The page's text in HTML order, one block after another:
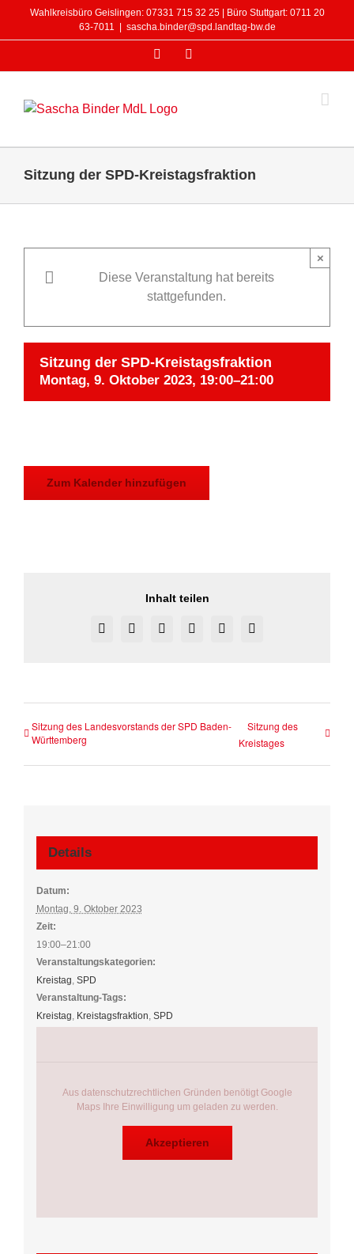
Wahlkreisbüro Geislingen: 07331 715 32 25 | Büro Stuttgart: 0711 20
63-7011
sascha.binder@spd.landtag-bw.de
Facebook
Sitzung der SPD-Kreistagsfraktion
Diese Veranstaltung hat bereits
stattgefunden.
×
Sitzung der SPD-Kreistagsfraktion
Montag, 9. Oktober 2023, 19:00–21:00
Zum Kalender hinzufügen
Inhalt teilen
Facebook
X RedditLinkedInPinterestVk
Sitzung des Landesvorstands der SPD Baden-
Württemberg
Sitzung des
Kreistages
Details
Datum:
Montag, 9. Oktober 2023
Zeit:
19:00–21:00
Veranstaltungskategorien:
Kreistag, SPD
Veranstaltung-Tags:
Kreistag, Kreistagsfraktion, SPD
Aus datenschutzrechtlichen Gründen benötigt Google
Maps Ihre Einwilligung um geladen zu werden.
Akzeptieren